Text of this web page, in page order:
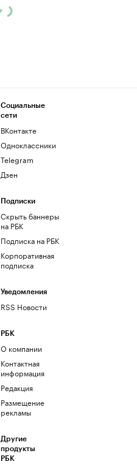
Социальные
сети
ВКонтакте
Одноклассники
Telegram
Дзен
Подписки
Скрыть баннеры
на РБК
Подписка на РБК
Корпоративная
подписка
Уведомления
RSS Новости
РБК
О компании
Контактная
информация
Редакция
Размещение
рекламы
Другие
продукты
РБК